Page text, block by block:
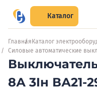
Каталог
Главная Каталог
Силовые автоматические
8А 3Iн ВА21-